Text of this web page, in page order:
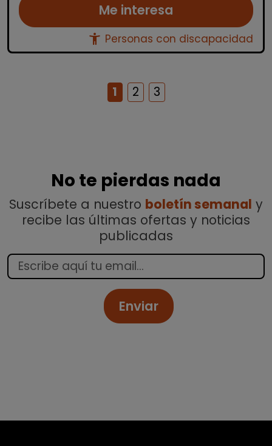
Me interesa
accessibility_new Personas con discapacidad
1 2 3
No te pierdas nada
Suscríbete a nuestro boletín semanal y
recibe las últimas ofertas y noticias
publicadas
Enviar